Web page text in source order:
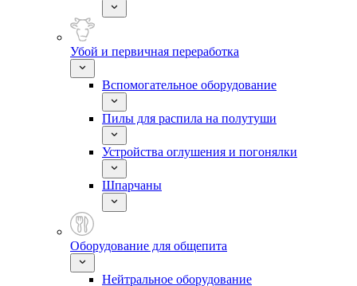
Убой и первичная переработка
Вспомогательное оборудование
Пилы для распила на полутуши
Устройства оглушения и погонялки
Шпарчаны
Оборудование для общепита
Нейтральное оборудование